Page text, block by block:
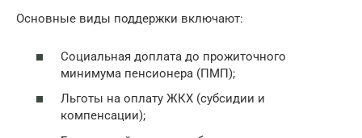
Основные виды поддержки включают:
Социальная доплата до прожиточного
минимума пенсионера (ПМП);
Льготы на оплату ЖКХ (субсидии и
компенсации);